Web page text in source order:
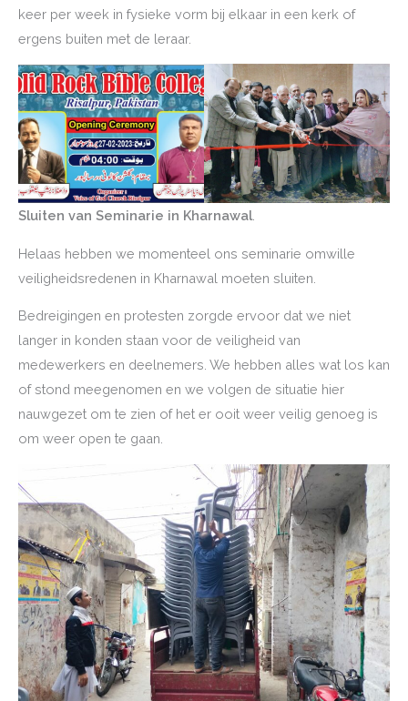
keer per week in fysieke vorm bij elkaar in een kerk of
ergens buiten met de leraar.
Sluiten van Seminarie in Kharnawal.
Helaas hebben we momenteel ons seminarie omwille
veiligheidsredenen in Kharnawal moeten sluiten.
Bedreigingen en protesten zorgde ervoor dat we niet
langer in konden staan voor de veiligheid van
medewerkers en deelnemers. We hebben alles wat los kan
of stond meegenomen en we volgen de situatie hier
nauwgezet om te zien of het er ooit weer veilig genoeg is
om weer open te gaan.